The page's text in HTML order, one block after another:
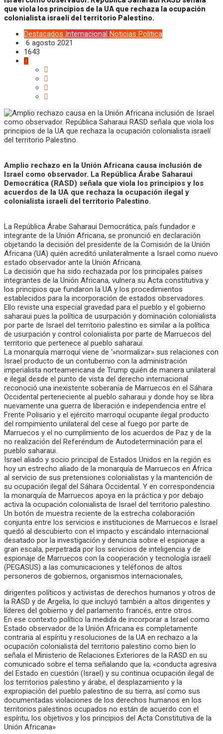
que viola los principios de la UA que rechaza la ocupación
colonialista israelí del territorio Palestino.
Destacados Internacional Noticias Politica
6 agosto 2021
1643
Amplio rechazo en la Unión Africana causa inclusión de
Israel como observador. La República Árabe Saharaui
Democrática (RASD) señala que viola los principios y los
acuerdos de la UA que rechaza la ocupación ilegal y
colonialista israelí del territorio Palestino.
La República Árabe Saharaui Democrática, país fundador e
integrante de la Unión Africana, se pronunció en declaración
objetando la decisión del presidente de la Comisión de la Unión
Africana (UA) quién acreditó unilateralmente a Israel como nuevo
estado observador ante la Unión Africana.
La decisión que ha sido rechazada por los principales países
integrantes de la Unión Africana, vulnera su Acta constitutiva y
los principios que fundaron la UA y los procedimientos
establecidos para la incorporación de estados observadores.
Ello reviste una especial gravedad para el pueblo y el gobierno
saharaui pues la política de usurpación y dominación colonialista
por parte de Israel del territorio palestino es similar a la política
de usurpación y control colonialista por parte de Marruecos del
territorio que pertenece al pueblo saharaui.
La monarquía marroquí viene de ‘»normalizar» sus relaciones con
Israel producto de un contubernio con la administración
imperialista norteamericana de Trump quién de manera unilateral
e ilegal desde el punto de vista del derecho internacional
reconoció una inexistente soberanía de Marruecos en el Sáhara
Occidental perteneciente al pueblo saharaui y donde hoy se libra
nuevamente una guerra de liberación e independencia entre el
Frente Polisario y el ejército marroquí ocupante ilegal producto
del rompimiento unilateral del cese al fuego por parte de
Marruecos y el no cumplimiento de los acuerdos de Paz y de la
no realización del Referéndum de Autodeterminación para el
pueblo saharaui.
Israel aliado y socio principal de Estados Unidos en la región es
hoy un estrecho aliado de la monarquía de Marruecos en África
al servicio de sus pretensiones colonialistas y la mantención de
su ocupación ilegal del Sáhara Occidental. Y en correspondencia
la monarquía de Marruecos apoya en la práctica y por debajo
activa la ocupación colonialista de Israel del territorio palestino.
Un botón de muestra reciente de la estrecha colaboración
conjunta entre los servicios e instituciones de Marruecos e Israel
quedó al descubierto con el impacto y escándalo internacional
desatado por la investigación y denuncia sobre el espionaje a
gran escala, perpetrada por los servicios de inteligencia y de
espionaje de Marruecos con la cooperación y tecnología israelí
(PEGASUS) a las comunicaciones y teléfonos de altos
personeros de gobiernos, organismos internacionales,
dirigentes políticos y activistas de derechos humanos y otros de
la RASD y de Argelia, lo que incluyó también a altos dirigentes y
líderes del gobierno y del parlamento francés, entre otros.
En ese contexto político la medida de incorporar a Israel como
Estado observador de la Unión Africana es completamente
contraria al espíritu y resoluciones de la UA en rechazo a la
ocupación colonialista del territorio palestino como bien lo
señala el Ministerio de Relaciones Exteriores de la RASD en su
comunicado sobre el tema señalando que la; «conducta agresiva
del Estado en cuestión (Israel) y su continua ocupación ilegal de
los territorios palestino y árabe, el desplazamiento y la
expropiación del pueblo palestino de su tierra, así como sus
documentadas violaciones de los derechos humanos en los
territorios palestinos ocupados no están de acuerdo con el
espíritu, los objetivos y los principios del Acta Constitutiva de la
Unión Africana»